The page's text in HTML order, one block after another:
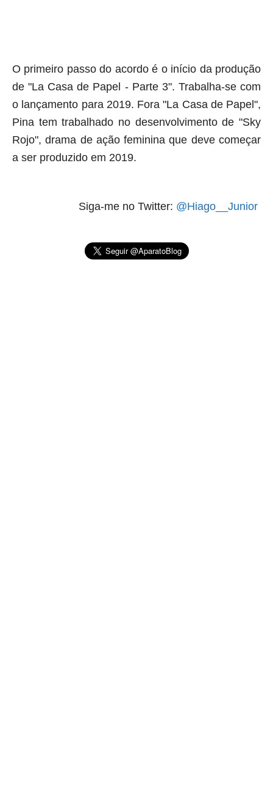
O primeiro passo do acordo é o início da produção
de "La Casa de Papel - Parte 3". Trabalha-se com
o lançamento para 2019. Fora "La Casa de Papel",
Pina tem trabalhado no desenvolvimento de "Sky
Rojo", drama de ação feminina que deve começar
a ser produzido em 2019.
Siga-me no Twitter: @Hiago__Junior